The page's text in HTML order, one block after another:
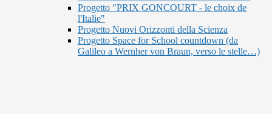
Progetto "PRIX GONCOURT - le choix de
l'Italie"
Progetto Nuovi Orizzonti della Scienza
Progetto Space for School countdown (da
Galileo a Wernher von Braun, verso le stelle…)